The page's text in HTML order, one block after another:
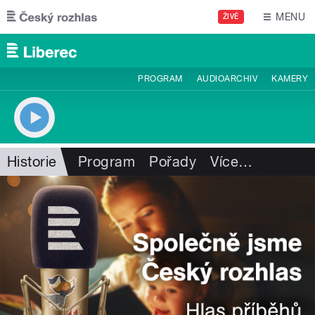
Přejít k hlavnímu obsahu
ŽIVĚ MENU
PROGRAM AUDIOARCHIV KAMERY
Historie Program Pořady Více…